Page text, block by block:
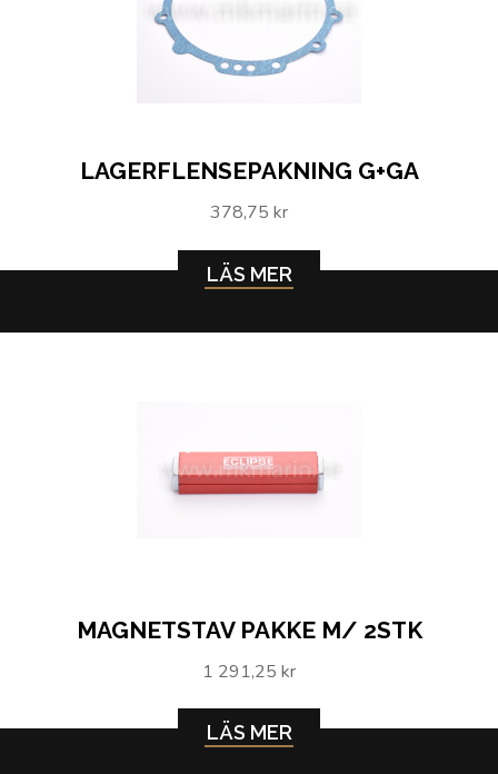
LAGERFLENSEPAKNING G+GA
378,75 kr
LÄS MER
MAGNETSTAV PAKKE M/ 2STK
1 291,25 kr
LÄS MER